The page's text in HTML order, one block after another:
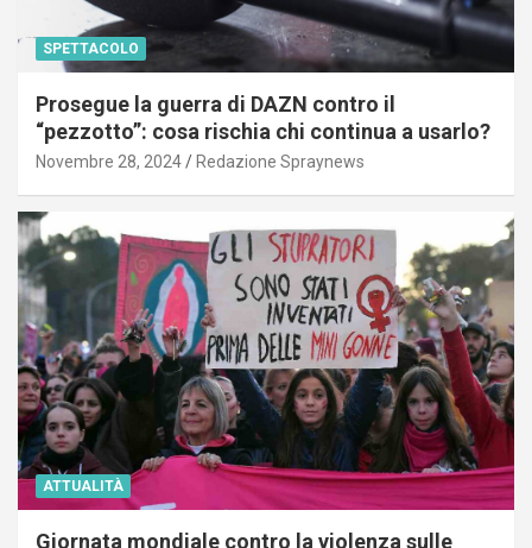
SPETTACOLO
Prosegue la guerra di DAZN contro il
“pezzotto”: cosa rischia chi continua a usarlo?
Novembre 28, 2024 Redazione Spraynews
ATTUALITÀ
Giornata mondiale contro la violenza sulle